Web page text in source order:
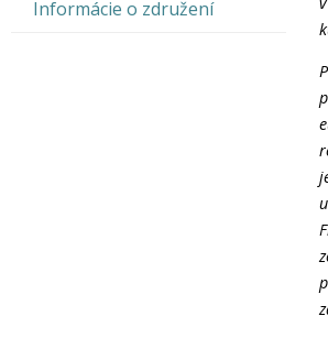
Informácie o združení